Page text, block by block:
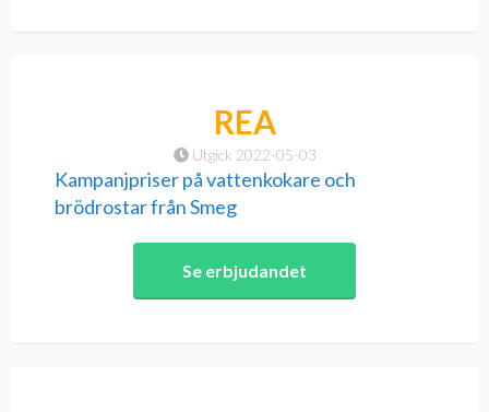
Utgick 2022-05-03
REA
Kampanjpriser på vattenkokare och
brödrostar från Smeg
Se erbjudandet